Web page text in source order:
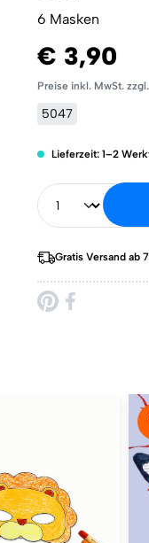
6 Masken
€ 3,90
Preise inkl. MwSt.
5047
Lieferzeit: 1–2
Gratis Versand ab